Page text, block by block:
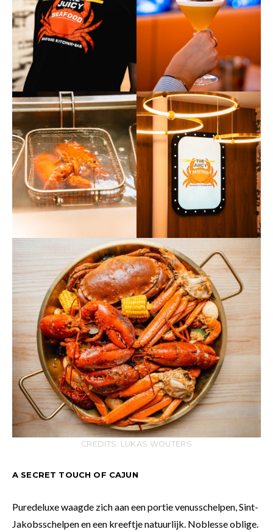
CREDITS: LUKAS WOUTERS
A SECRET TOUCH OF CAJUN
Puredeluxe waagde zich aan een portie venusschelpen, Sint-
Jakobsschelpen en een kreeftje natuurlijk. Noblesse oblige.